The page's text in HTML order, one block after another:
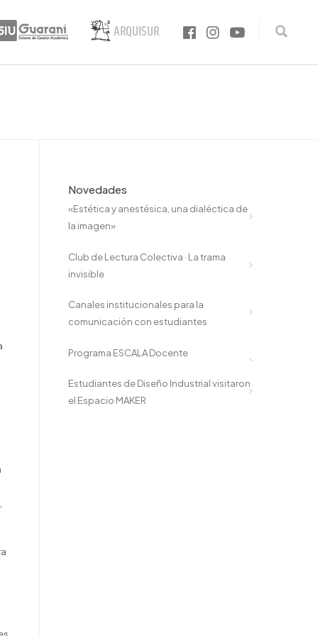
Novedades
«Estética y anestésica, una dialéctica de
la imagen»
Club de Lectura Colectiva · La trama
invisible
Canales institucionales para la
comunicación con estudiantes
Programa ESCALA Docente
Estudiantes de Diseño Industrial visitaron
el Espacio MAKER